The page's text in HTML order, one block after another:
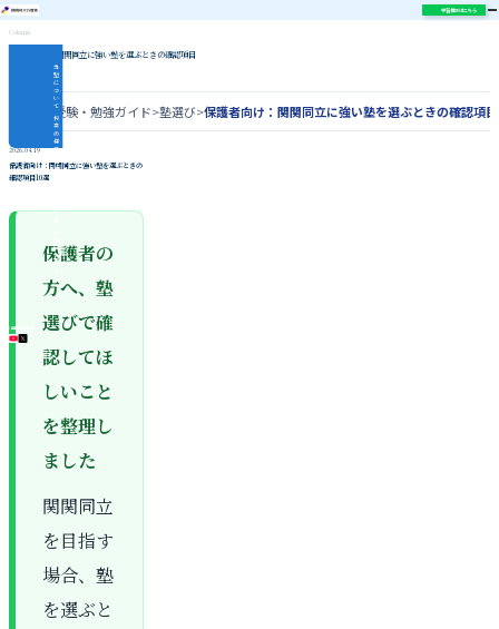
学習相談はこちら
当
塾
に
つ
い
て
授
業
の
様
子
指
導
実
同
立
対
ラ
ム
\ 各種SNS更新中 /
Column
保護者向け：関関同立に強い塾を選ぶときの確認項目
受験・勉強ガイド>塾選び>保護者向け：関関同立に強い塾を選ぶときの確認項
2026.04.19
保護者向け：関関同立に強い塾を選ぶときの
確認項目10選
保護者の
方へ、塾
選びで確
認してほ
しいこと
を整理し
ました
関関同立
を目指す
場合、塾
を選ぶと